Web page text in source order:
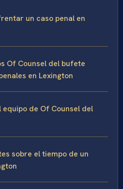
un caso penal en
Of Counsel del bufete
en Lexington
equipo de Of Counsel del
sobre el tiempo de un